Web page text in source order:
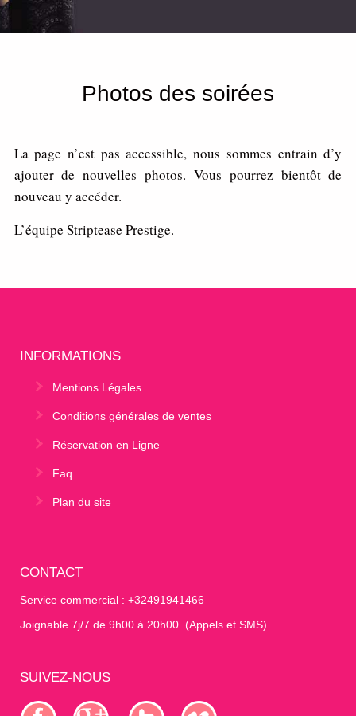
Photos des soirées
La page n’est pas accessible, nous sommes entrain d’y
ajouter de nouvelles photos. Vous pourrez bientôt de
nouveau y accéder.
L’équipe Striptease Prestige.
INFORMATIONS
Mentions Légales
Conditions générales de ventes
Réservation en Ligne
Faq
Plan du site
CONTACT
Service commercial : +32491941466
Joignable 7j/7 de 9h00 à 20h00. (Appels et SMS)
SUIVEZ-NOUS